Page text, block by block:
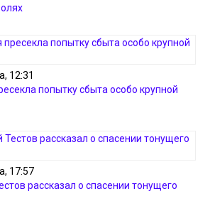
12:31
попытку сбыта особо крупной
17:57
рассказал о спасении тонущего